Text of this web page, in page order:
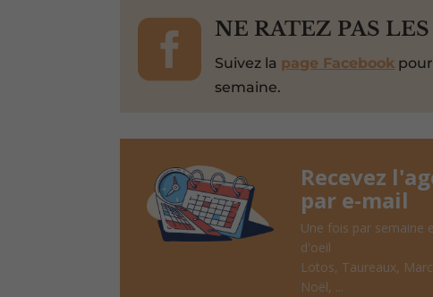
 NE RATEZ PAS
Suivez la page Facebook
semaine.
Recevez
par e-mail
Une fois par semaine
d'oeil
Lotos, Taureaux,
Noël, ...